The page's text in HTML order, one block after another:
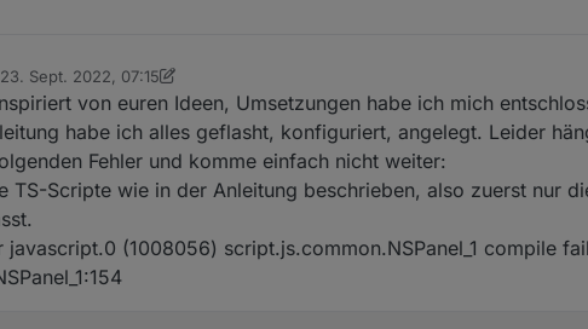
23. Sept. 2022, 07:15
von Andreas_Z
von euren Ideen, Umsetzungen habe ich mich
habe ich alles geflasht, konfiguriert, angelegt. Leider
Fehler und komme einfach nicht weiter:
TS-Scripte wie in der Anleitung beschrieben, also zuerst nur
(1008056) script.js.common.NSPanel_1 compile